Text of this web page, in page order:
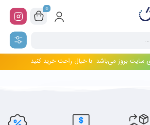
0
بروز می‌باشد. با خیال راحت خرید کنید.